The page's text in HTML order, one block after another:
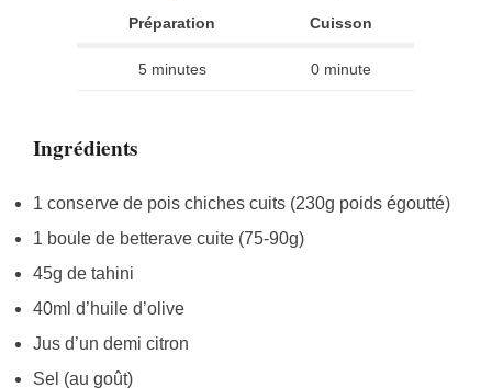
Préparation
Cuisson
5 minutes 0 minute
Ingrédients
1 conserve de pois chiches cuits (230g poids égoutté)
1 boule de betterave cuite (75-90g)
45g de tahini
40ml d’huile d’olive
Jus d’un demi citron
Sel (au goût)